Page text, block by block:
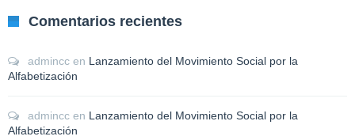
Comentarios recientes
admincc en Lanzamiento del Movimiento Social por la
Alfabetización
admincc en Lanzamiento del Movimiento Social por la
Alfabetización